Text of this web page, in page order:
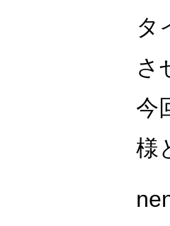
タ
さ
今
様